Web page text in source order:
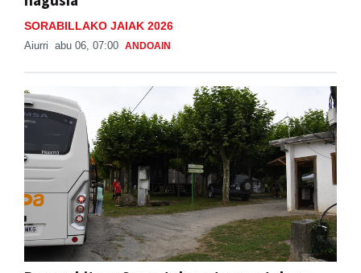
SORABILLAKO JAIAK 2026
Aiurri abu 06, 07:00 ANDOAIN